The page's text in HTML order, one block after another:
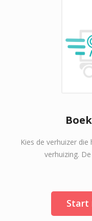
Kies de verhuizer
verhuizing.
Start